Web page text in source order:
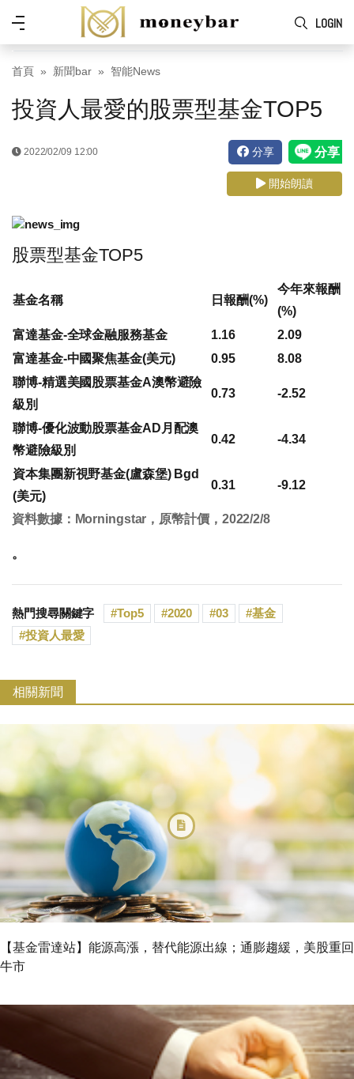
Skip to main content
LOGIN
功
能
表
首頁 新聞bar 智能News
投資人最愛的股票型基金TOP5
2022/02/09 12:00 分享
開始朗讀
股票型基金TOP5
基金名稱 日報酬(%)
今年來報酬
(%)
富達基金-全球金融服務基金
1.16
2.09
富達基金-中國聚焦基金(美元)
0.95
8.08
聯博-精選美國股票基金A澳幣避險
級別
0.73 -2.52
聯博-優化波動股票基金AD月配澳
幣避險級別
0.42 -4.34
資本集團新視野基金(盧森堡) Bgd
(美元)
0.31 -9.12
資料數據：Morningstar，原幣計價，2022/2/8
。
熱門搜尋關鍵字 Top5 2020 03
基金
投資人最愛
相關新聞
【基金雷達站】能源高漲，替代能源出線；通膨趨緩，美股重回
牛市